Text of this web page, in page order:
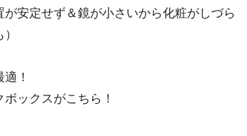
安定せず＆鏡が小さいから化粧がしづら
！
ックスがこちら！